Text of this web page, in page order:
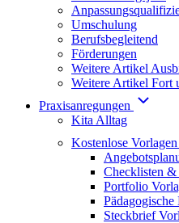
Umschulung
Berufsbegleitend
Förderungen
Weitere Artikel
Weitere Artikel Fort
Praxisanregungen
Kita Alltag
Kostenlose Vorlagen
Checklisten &
Portfolio
Steckbrief